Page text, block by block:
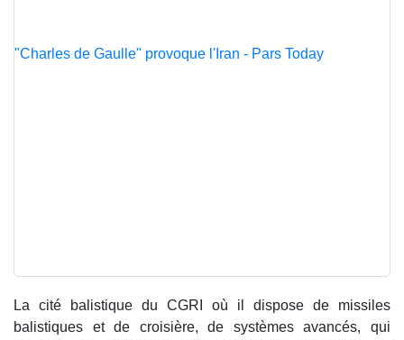
"Charles de Gaulle" provoque l'Iran - Pars Today
La cité balistique du CGRI où il dispose de missiles
balistiques et de croisière, de systèmes avancés, qui